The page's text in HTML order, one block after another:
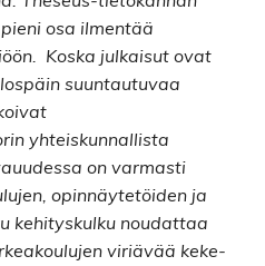
osa ilmentää
Koska julkaisut ovat
suuntautuvaa
yhteiskunnallista
on varmasti
opinnäytetöiden ja
kehityskulku noudattaa
viriävää keke-